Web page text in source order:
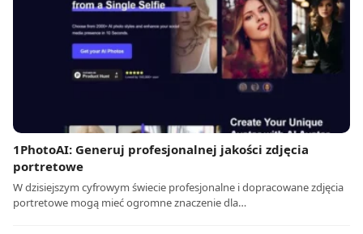
1PhotoAI: Generuj profesjonalnej jakości zdjęcia
portretowe
W dzisiejszym cyfrowym świecie profesjonalne i dopracowane zdjęcia
portretowe mogą mieć ogromne znaczenie dla…